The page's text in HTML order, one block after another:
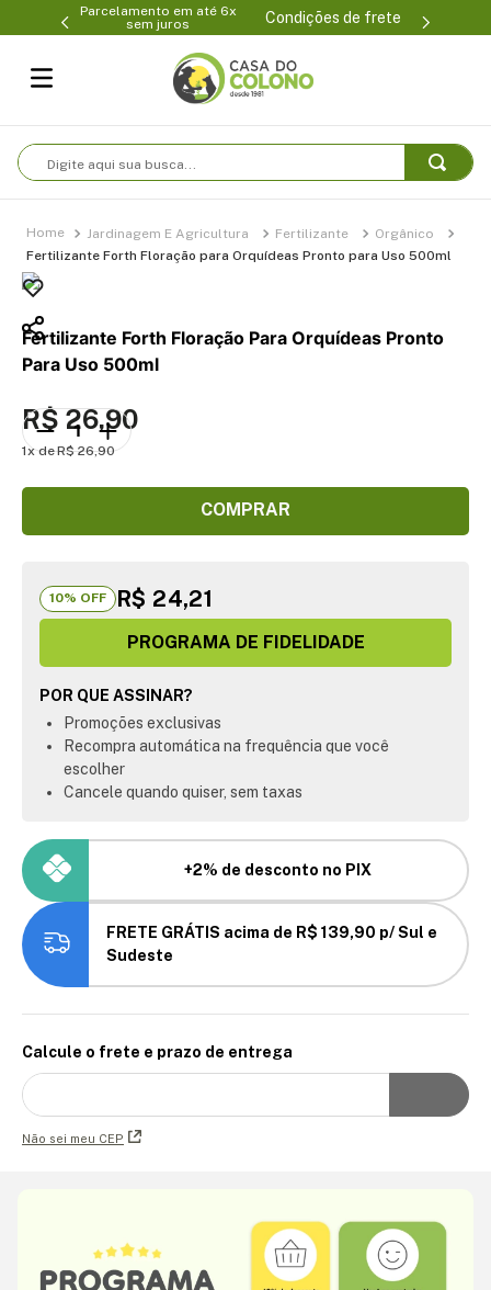
Parcelamento em até 6x
sem juros
Condições de frete
Digite aqui sua busca...
Jardinagem E Agricultura Fertilizante
Orgânico
Fertilizante Forth Floração para Orquídeas Pronto para Uso 500ml
Fertilizante Forth Floração Para Orquídeas Pronto
Para Uso 500ml
R$26,90
1 R$ 26,90
COMPRAR
10% OFF R$ 24,21
PROGRAMA DE FIDELIDADE
POR QUE ASSINAR?
Promoções exclusivas
Recompra automática na frequência que você
escolher
Cancele quando quiser, sem taxas
+2% de desconto no PIX
FRETE GRÁTIS acima de R$ 139,90 p/ Sul e
Sudeste
Calcule o frete e prazo de entrega
Não sei meu CEP